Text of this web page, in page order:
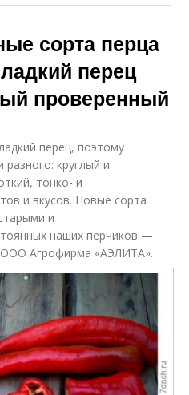
сорта перца
перец
проверенный
перец, поэтому
круглый и
тонко- и
и вкусов. Новые сорта
и
наших перчиков —
ООО Агрофирма «АЭЛИТА».